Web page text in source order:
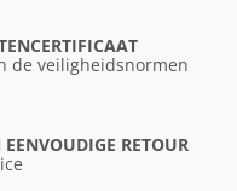
de veiligheidsnormen
EENVOUDIGE RETOUR